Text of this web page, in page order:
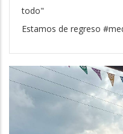
todo"
Estamos de regreso